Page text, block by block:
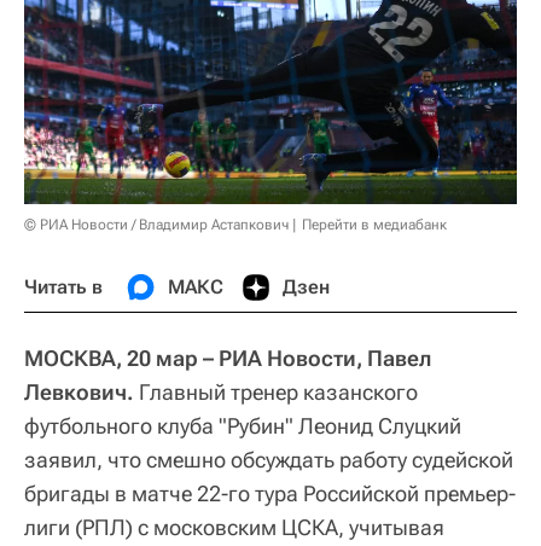
© РИА Новости / Владимир Астапкович Перейти в медиабанк
Читать в МАКС Дзен
МОСКВА, 20 мар – РИА Новости, Павел
Левкович. Главный тренер казанского
футбольного клуба "Рубин" Леонид Слуцкий
заявил, что смешно обсуждать работу судейской
бригады в матче 22-го тура Российской премьер-
лиги (РПЛ) с московским ЦСКА, учитывая